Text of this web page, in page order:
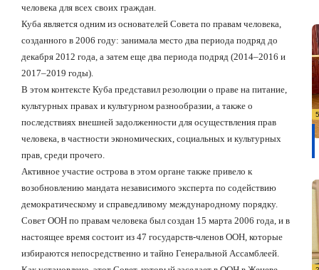
человека для всех своих граждан.
Куба является одним из основателей Совета по правам человека,
созданного в 2006 году: занимала место два периода подряд до
декабря 2012 года, а затем еще два периода подряд (2014–2016 и
2017–2019 годы).
В этом контексте Куба представил резолюции о праве на питание,
культурных правах и культурном разнообразии, а также о
последствиях внешней задолженности для осуществления прав
человека, в частности экономических, социальных и культурных
прав, среди прочего.
Активное участие острова в этом органе также привело к
возобновлению мандата независимого эксперта по содействию
демократическому и справедливому международному порядку.
Совет ООН по правам человека был создан 15 марта 2006 года, и в
настоящее время состоит из 47 государств-членов ООН, которые
избираются непосредственно и тайно Генеральной Ассамблеей.